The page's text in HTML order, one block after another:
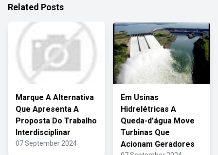
Related Posts
Marque A Alternativa
Que Apresenta A
Proposta Do Trabalho
Interdisciplinar
07 September 2024
Em Usinas
Hidrelétricas A
Queda-d'água Move
Turbinas Que
Acionam Geradores